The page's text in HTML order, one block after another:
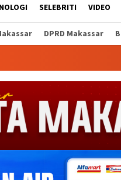
SELEBRITI VIDEO
DPRD Makassar